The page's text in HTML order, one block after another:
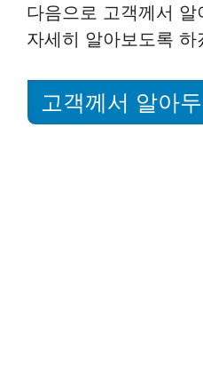
다음으로 고객께서
자세히 알아보도록 하
고객께서 알아